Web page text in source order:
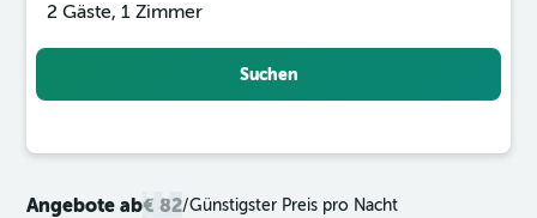
2 Gäste, 1 Zimmer
Suchen
Angebote ab€ 82/Günstigster Preis pro Nacht